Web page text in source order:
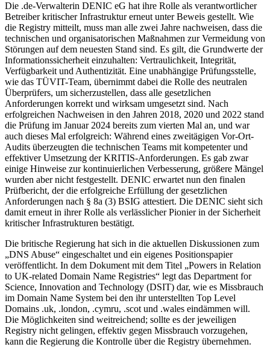
Die .de-Verwalterin DENIC eG hat ihre Rolle als verantwortlicher
Betreiber kritischer Infrastruktur erneut unter Beweis gestellt. Wie
die Registry mitteilt, muss man alle zwei Jahre nachweisen, dass die
technischen und organisatorischen Maßnahmen zur Vermeidung von
Störungen auf dem neuesten Stand sind. Es gilt, die Grundwerte der
Informationssicherheit einzuhalten: Vertraulichkeit, Integrität,
Verfügbarkeit und Authentizität. Eine unabhängige Prüfungsstelle,
wie das TÜVIT-Team, übernimmt dabei die Rolle des neutralen
Überprüfers, um sicherzustellen, dass alle gesetzlichen
Anforderungen korrekt und wirksam umgesetzt sind. Nach
erfolgreichen Nachweisen in den Jahren 2018, 2020 und 2022 stand
die Prüfung im Januar 2024 bereits zum vierten Mal an, und war
auch dieses Mal erfolgreich: Während eines zweitägigen Vor-Ort-
Audits überzeugten die technischen Teams mit kompetenter und
effektiver Umsetzung der KRITIS-Anforderungen. Es gab zwar
einige Hinweise zur kontinuierlichen Verbesserung, größere Mängel
wurden aber nicht festgestellt. DENIC erwartet nun den finalen
Prüfbericht, der die erfolgreiche Erfüllung der gesetzlichen
Anforderungen nach § 8a (3) BSIG attestiert. Die DENIC sieht sich
damit erneut in ihrer Rolle als verlässlicher Pionier in der Sicherheit
kritischer Infrastrukturen bestätigt.
Die britische Regierung hat sich in die aktuellen Diskussionen zum
„DNS Abuse“ eingeschaltet und ein eigenes Positionspapier
veröffentlicht. In dem Dokument mit dem Titel „Powers in Relation
to UK-related Domain Name Registries“ legt das Department for
Science, Innovation and Technology (DSIT) dar, wie es Missbrauch
im Domain Name System bei den ihr unterstellten Top Level
Domains .uk, .london, .cymru, .scot und .wales eindämmen will.
Die Möglichkeiten sind weitreichend; sollte es der jeweiligen
Registry nicht gelingen, effektiv gegen Missbrauch vorzugehen,
kann die Regierung die Kontrolle über die Registry übernehmen.